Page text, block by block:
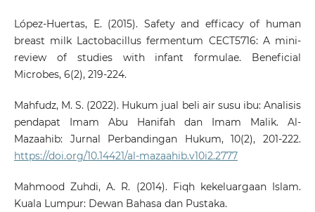
López-Huertas, E. (2015). Safety and efficacy of human
breast milk Lactobacillus fermentum CECT5716: A mini-
review of studies with infant formulae. Beneficial
Microbes, 6(2), 219-224.
Mahfudz, M. S. (2022). Hukum jual beli air susu ibu: Analisis
pendapat Imam Abu Hanifah dan Imam Malik. Al-
Mazaahib: Jurnal Perbandingan Hukum, 10(2), 201-222.
https://doi.org/10.14421/al-mazaahib.v10i2.2777
Mahmood Zuhdi, A. R. (2014). Fiqh kekeluargaan Islam.
Kuala Lumpur: Dewan Bahasa dan Pustaka.